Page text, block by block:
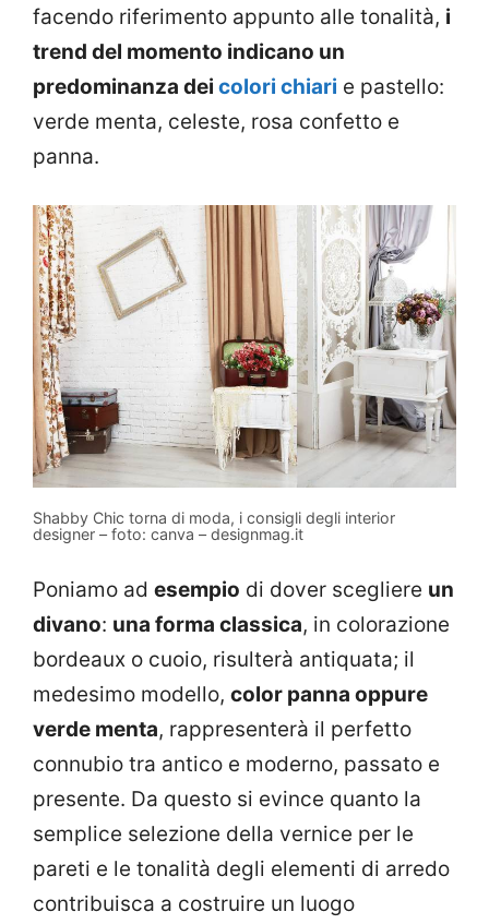
facendo riferimento appunto alle tonalità, i
trend del momento indicano un
predominanza dei colori chiari e pastello:
verde menta, celeste, rosa confetto e
panna.
Shabby Chic torna di moda, i consigli degli interior
designer – foto: canva – designmag.it
Poniamo ad esempio di dover scegliere un
divano: una forma classica, in colorazione
bordeaux o cuoio, risulterà antiquata; il
medesimo modello, color panna oppure
verde menta, rappresenterà il perfetto
connubio tra antico e moderno, passato e
presente. Da questo si evince quanto la
semplice selezione della vernice per le
pareti e le tonalità degli elementi di arredo
contribuisca a costruire un luogo